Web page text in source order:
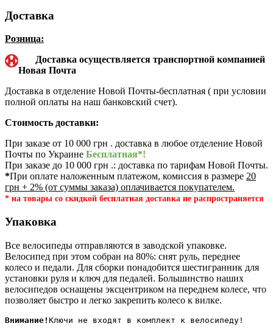
Доставка
Розница:
Доставка осуществляется транспортной компанией
Новая Почта
Доставка в отделение Новой Почты-бесплатная ( при условии
полной оплаты на наш банковский счет).
Стоимость доставки:
При заказе от 10 000 грн . доставка в любое отделение Новой
Почты по Украине Бесплатная*!
При заказе до 10 000 грн .: доставка по тарифам Новой Почты.
*При оплате наложенным платежом, комиссия в размере 20
грн + 2% (от суммы заказа) оплачивается покупателем.
* на товары со скидкой бесплатная доставка не распространяется
Упаковка
Все велосипеды отправляются в заводской упаковке.
Велосипед при этом собран на 80%: снят руль, переднее
колесо и педали. Для сборки понадобится шестигранник для
установки руля и ключ для педалей. Большинство наших
велосипедов оснащены эксцентриком на переднем колесе, что
позволяет быстро и легко закрепить колесо к вилке.
Внимание!